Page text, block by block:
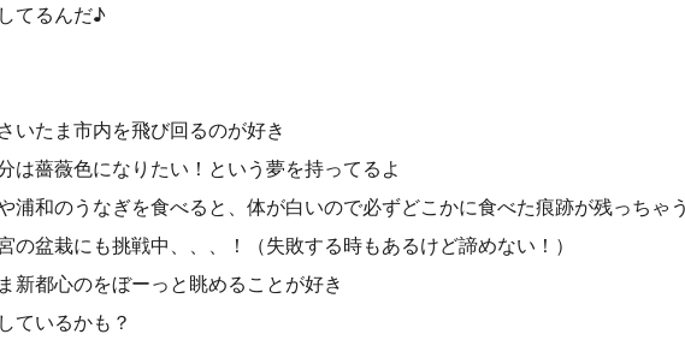
てるんだ♪
いたま市内を飛び回るのが好き
は薔薇色になりたい！という夢を持ってるよ
浦和のうなぎを食べると、体が白いので必ずどこかに食べた痕跡が残っちゃ
の盆栽にも挑戦中、、、！（失敗する時もあるけど諦めない！）
新都心のをぼーっと眺めることが好き
ているかも？